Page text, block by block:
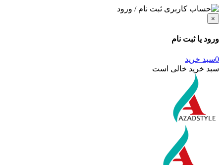
ثبت نام / ورود
×
ورود یا ثبت نام
0سبد خرید
سبد خرید خالی است